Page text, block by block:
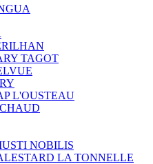
TAGOT
L'OUSTEAU
NOBILIS
LA TONNELLE